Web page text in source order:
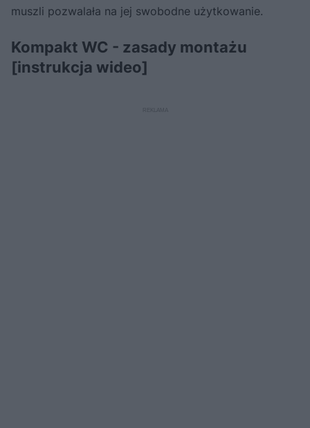
muszli pozwalała na jej swobodne użytkowanie.
Kompakt WC - zasady montażu
[instrukcja wideo]